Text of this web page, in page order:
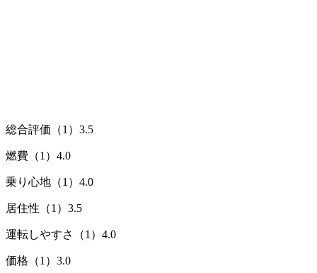
総合評価（1） 3.5
燃費（1） 4.0
乗り心地（1） 4.0
居住性（1） 3.5
運転しやすさ（1） 4.0
価格（1） 3.0